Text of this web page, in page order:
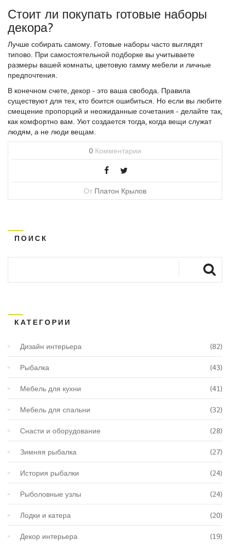
Стоит ли покупать готовые наборы
декора?
Лучше собирать самому. Готовые наборы часто выглядят
типово. При самостоятельной подборке вы учитываете
размеры вашей комнаты, цветовую гамму мебели и личные
предпочтения.
В конечном счете, декор - это ваша свобода. Правила
существуют для тех, кто боится ошибиться. Но если вы любите
смещение пропорций и неожиданные сочетания - делайте так,
как комфортно вам. Уют создается тогда, когда вещи служат
людям, а не люди вещам.
0 Комментарии
От Платон Крылов
ПОИСК
КАТЕГОРИИ
Дизайн интерьера (82)
Рыбалка (43)
Мебель для кухни (41)
Мебель для спальни (32)
Снасти и оборудование (28)
Зимняя рыбалка (27)
История рыбалки (24)
Рыболовные узлы (24)
Лодки и катера (20)
Декор интерьера (19)